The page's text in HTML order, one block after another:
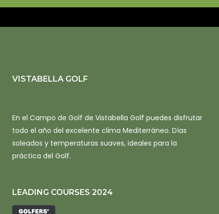
VISTABELLA GOLF
En el Campo de Golf de Vistabella Golf puedes disfrutar
todo el año del excelente clima Mediterráneo. Días
soleados y temperaturas suaves, ideales para la
práctica del Golf.
LEADING COURSES 2024